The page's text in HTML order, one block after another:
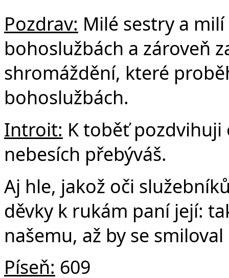
Pozdrav: Milé sestry a
bohoslužbách a zároveň
shromáždění, které
bohoslužbách.
Introit: K toběť pozdvihuji
nebesích přebýváš.
Aj hle, jakož oči
děvky k rukám paní její:
našemu, až by se
Píseň: 609